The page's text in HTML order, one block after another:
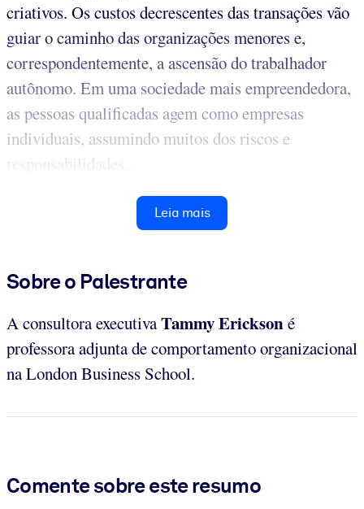
criativos. Os custos decrescentes das transações vão
guiar o caminho das organizações menores e,
correspondentemente, a ascensão do trabalhador
autônomo. Em uma sociedade mais empreendedora,
as pessoas qualificadas agem como empresas
individuais, assumindo muitos dos riscos e
responsabilidades...
Leia mais
Sobre o Palestrante
A consultora executivaTammy Ericksoné
professora adjunta de comportamento organizacional
na London Business School.
Comente sobre este resumo